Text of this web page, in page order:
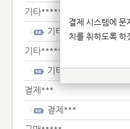
기타**************
기타**************
기타**************
기타**************
결제***
결제***
결제 시스템에 문
치를 취하도록 하